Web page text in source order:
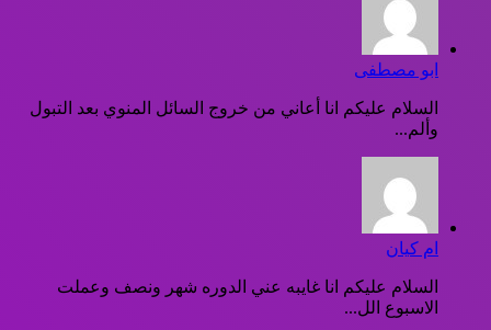
ابو مصطفى
السلام عليكم انا أعاني من خروج السائل المنوي بعد التبول
وألم...
ام كيان
السلام عليكم انا غايبه عني الدوره شهر ونصف وعملت
الاسبوع الل...